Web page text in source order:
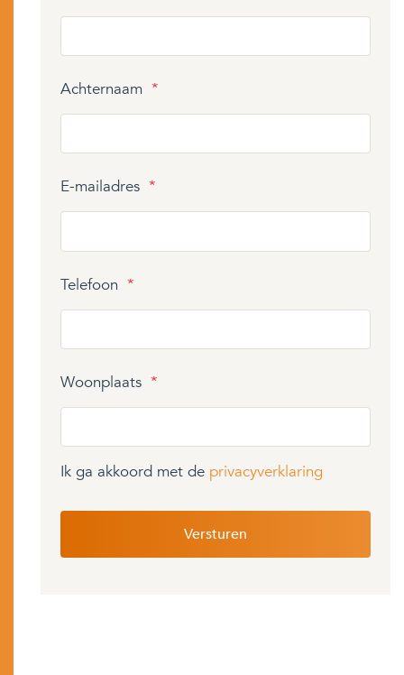
Achternaam *
E-mailadres *
Telefoon *
Woonplaats *
Ik ga akkoord met de privacyverklaring